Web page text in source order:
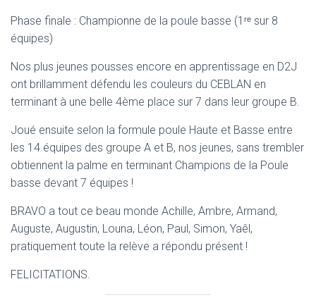
Phase finale : Championne de la poule basse (1ʳᵉ sur 8
équipes)
Nos plus jeunes pousses encore en apprentissage en D2J
ont brillamment défendu les couleurs du CEBLAN en
terminant à une belle 4ème place sur 7 dans leur groupe B.
Joué ensuite selon la formule poule Haute et Basse entre
les 14 équipes des groupe A et B, nos jeunes, sans trembler
obtiennent la palme en terminant Champions de la Poule
basse devant 7 équipes !
BRAVO a tout ce beau monde Achille, Ambre, Armand,
Auguste, Augustin, Louna, Léon, Paul, Simon, Yaêl,
pratiquement toute la relève a répondu présent !
FELICITATIONS.